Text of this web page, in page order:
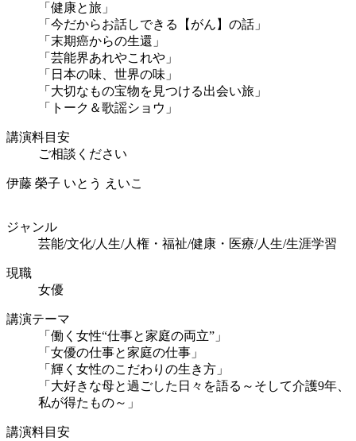
「健康と旅」
「今だからお話しできる【がん】の話」
「末期癌からの生還」
「芸能界あれやこれや」
「日本の味、世界の味」
「大切なもの宝物を見つける出会い旅」
「トーク＆歌謡ショウ」
講演料目安
ご相談ください
伊藤 榮子 いとう えいこ
ジャンル
芸能/文化/人生/人権・福祉/健康・医療/人生/生涯学習
現職
女優
講演テーマ
「働く女性“仕事と家庭の両立”」
「女優の仕事と家庭の仕事」
「輝く女性のこだわりの生き方」
「大好きな母と過ごした日々を語る～そして介護9年、
私が得たもの～」
講演料目安